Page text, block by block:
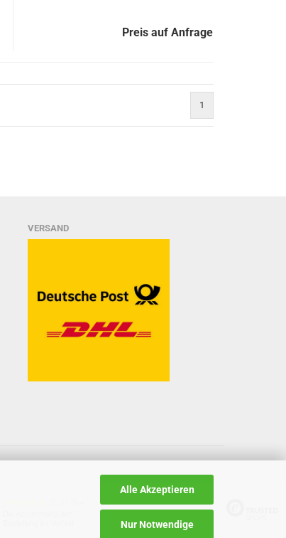
Alle Akzeptieren
Nur Notwendige
Preis auf Anfrage
1
VERSAND